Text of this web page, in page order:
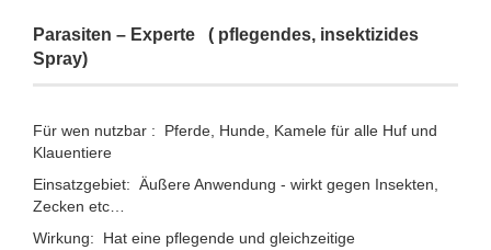
Parasiten – Experte
( pflegendes, insektizides
Spray)
Für wen nutzbar : Pferde, Hunde, Kamele für alle Huf und
Klauentiere
Einsatzgebiet: Äußere Anwendung - wirkt gegen Insekten,
Zecken etc…
Wirkung: Hat eine pflegende und gleichzeitige